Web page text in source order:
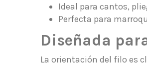
Ideal para cantos,
Perfecta para
Diseñada
La orientación del filo es